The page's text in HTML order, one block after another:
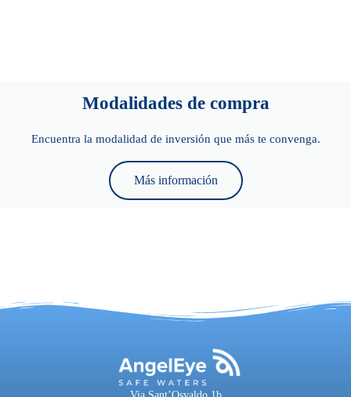
Modalidades de compra
Encuentra la modalidad de inversión que más te convenga.
Más información